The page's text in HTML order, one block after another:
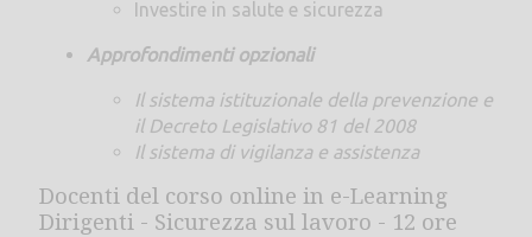
Investire in salute e sicurezza
Approfondimenti opzionali
Il sistema istituzionale della prevenzione e
il Decreto Legislativo 81 del 2008
Il sistema di vigilanza e assistenza
Docenti del corso online in e-Learning
Dirigenti - Sicurezza sul lavoro - 12 ore